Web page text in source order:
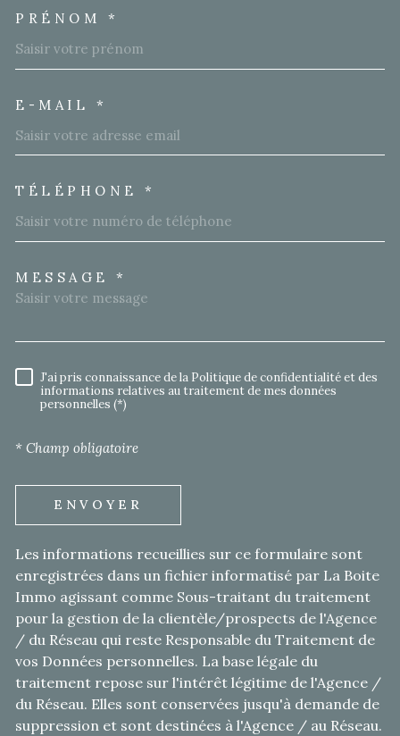
PRÉNOM *
E-MAIL *
TÉLÉPHONE *
MESSAGE *
RÈGLEMENTATION
J'ai pris connaissance de la Politique de confidentialité et des
informations relatives au traitement de mes données
personnelles (*)
* Champ obligatoire
ENVOYER
Les informations recueillies sur ce formulaire sont
enregistrées dans un fichier informatisé par La Boite
Immo agissant comme Sous-traitant du traitement
pour la gestion de la clientèle/prospects de l'Agence
/ du Réseau qui reste Responsable du Traitement de
vos Données personnelles. La base légale du
traitement repose sur l'intérêt légitime de l'Agence /
du Réseau. Elles sont conservées jusqu'à demande de
suppression et sont destinées à l'Agence / au Réseau.